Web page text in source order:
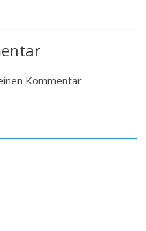
Kommentar